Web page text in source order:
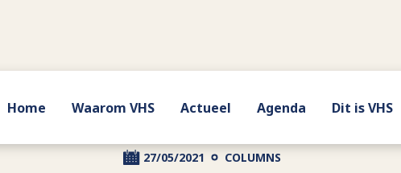
Home Waarom VHS Actueel Agenda Dit is VHS
27/05/2021 COLUMNS